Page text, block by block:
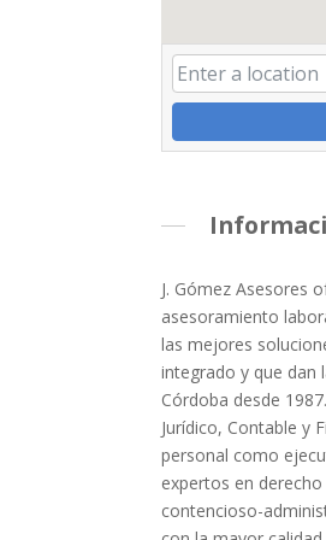
J. Gómez Asesores
asesoramiento
las mejores
integrado y que dan
Córdoba desde
Jurídico, Contable y
personal como
expertos en
contencioso-